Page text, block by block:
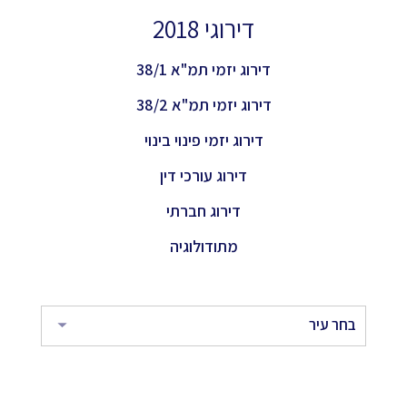
דירוגי 2018
דירוג יזמי תמ"א 38/1
דירוג יזמי תמ"א 38/2
דירוג יזמי פינוי בינוי
דירוג עורכי דין
דירוג חברתי
מתודולוגיה